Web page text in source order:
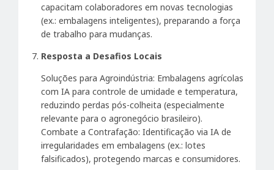
capacitam colaboradores em novas tecnologias
(ex.: embalagens inteligentes), preparando a força
de trabalho para mudanças.
Resposta a Desafios Locais
Soluções para Agroindústria: Embalagens agrícolas
com IA para controle de umidade e temperatura,
reduzindo perdas pós-colheita (especialmente
relevante para o agronegócio brasileiro).
Combate a Contrafação: Identificação via IA de
irregularidades em embalagens (ex.: lotes
falsificados), protegendo marcas e consumidores.